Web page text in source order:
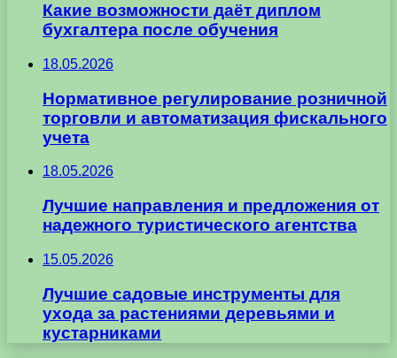
Какие возможности даёт диплом
бухгалтера после обучения
18.05.2026
Нормативное регулирование розничной
торговли и автоматизация фискального
учета
18.05.2026
Лучшие направления и предложения от
надежного туристического агентства
15.05.2026
Лучшие садовые инструменты для
ухода за растениями деревьями и
кустарниками